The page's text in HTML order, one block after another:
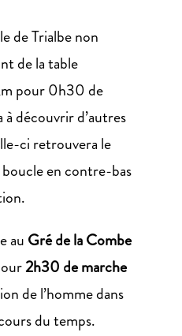
de Trialbe non
de la table
pour 0h30 de
découvrir d’autres
ci retrouvera le
en contre-bas
au Gré de la Combe
2h30 de marche
de l’homme dans
du temps.